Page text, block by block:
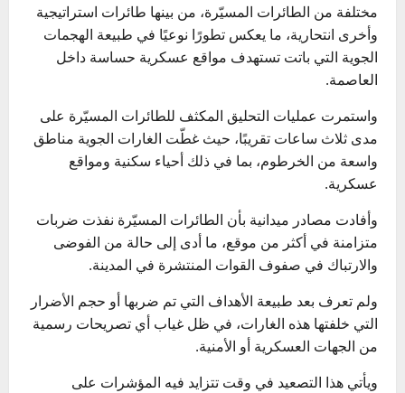
مختلفة من الطائرات المسيّرة، من بينها طائرات استراتيجية
وأخرى انتحارية، ما يعكس تطورًا نوعيًا في طبيعة الهجمات
الجوية التي باتت تستهدف مواقع عسكرية حساسة داخل
العاصمة.
واستمرت عمليات التحليق المكثف للطائرات المسيّرة على
مدى ثلاث ساعات تقريبًا، حيث غطّت الغارات الجوية مناطق
واسعة من الخرطوم، بما في ذلك أحياء سكنية ومواقع
عسكرية.
وأفادت مصادر ميدانية بأن الطائرات المسيّرة نفذت ضربات
متزامنة في أكثر من موقع، ما أدى إلى حالة من الفوضى
والارتباك في صفوف القوات المنتشرة في المدينة.
ولم تعرف بعد طبيعة الأهداف التي تم ضربها أو حجم الأضرار
التي خلفتها هذه الغارات، في ظل غياب أي تصريحات رسمية
من الجهات العسكرية أو الأمنية.
ويأتي هذا التصعيد في وقت تتزايد فيه المؤشرات على